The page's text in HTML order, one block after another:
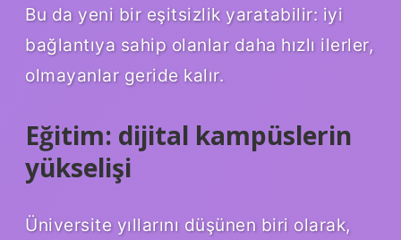
Bu da yeni bir eşitsizlik yaratabilir: iyi
bağlantıya sahip olanlar daha hızlı ilerler,
olmayanlar geride kalır.
Eğitim: dijital kampüslerin
yükselişi
Üniversite yıllarını düşünen biri olarak,